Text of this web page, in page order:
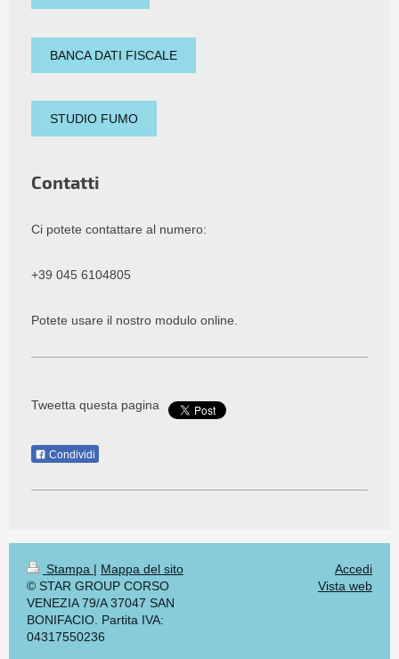
BANCA DATI FISCALE
STUDIO FUMO
Contatti
Ci potete contattare al numero:
+39 045 6104805
Potete usare il nostro modulo online.
Tweetta questa pagina
Condividi
Stampa | Mappa del sito
© STAR GROUP CORSO
VENEZIA 79/A 37047 SAN
BONIFACIO. Partita IVA:
04317550236
Accedi
Vista web